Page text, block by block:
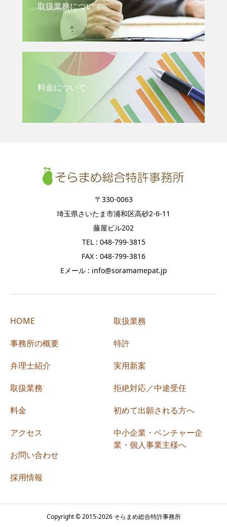
取扱業務について
料金について
〒330-0063
埼玉県さいたま市浦和区高砂2-6-11
藤屋ビル202
TEL : 048-799-3815
FAX : 048-799-3816
Eメール : info@soramamepat.jp
HOME
事務所の概要
弁理士紹介
取扱業務
料金
アクセス
お問い合わせ
採用情報
取扱業務
特許
実用新案
拒絶対応／中途受任
初めて出願される方へ
中小企業・ベンチャー企
業・個人事業主様へ
Copyright © 2015-2026 そらまめ総合特許事務所